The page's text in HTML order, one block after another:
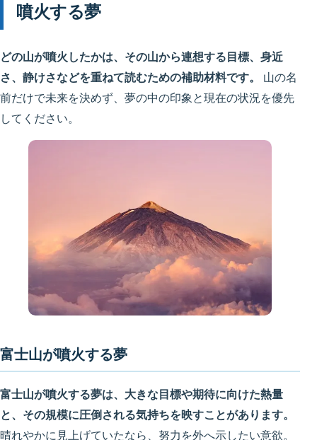
噴火する夢
どの山が噴火したかは、その山から連想する目標、身近
さ、静けさなどを重ねて読むための補助材料です。
山の名
前だけで未来を決めず、夢の中の印象と現在の状況を優先
してください。
富士山が噴火する夢
富士山が噴火する夢は、大きな目標や期待に向けた熱量
と、その規模に圧倒される気持ちを映すことがあります。
晴れやかに見上げていたなら、努力を外へ示したい意欲。